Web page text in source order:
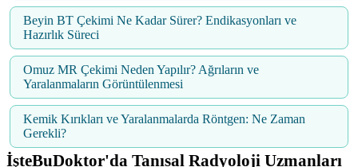
Beyin BT Çekimi Ne Kadar Sürer? Endikasyonları ve
Hazırlık Süreci
Omuz MR Çekimi Neden Yapılır? Ağrıların ve
Yaralanmaların Görüntülenmesi
Kemik Kırıkları ve Yaralanmalarda Röntgen: Ne Zaman
Gerekli?
İşteBuDoktor'da Tanısal Radyoloji Uzmanları